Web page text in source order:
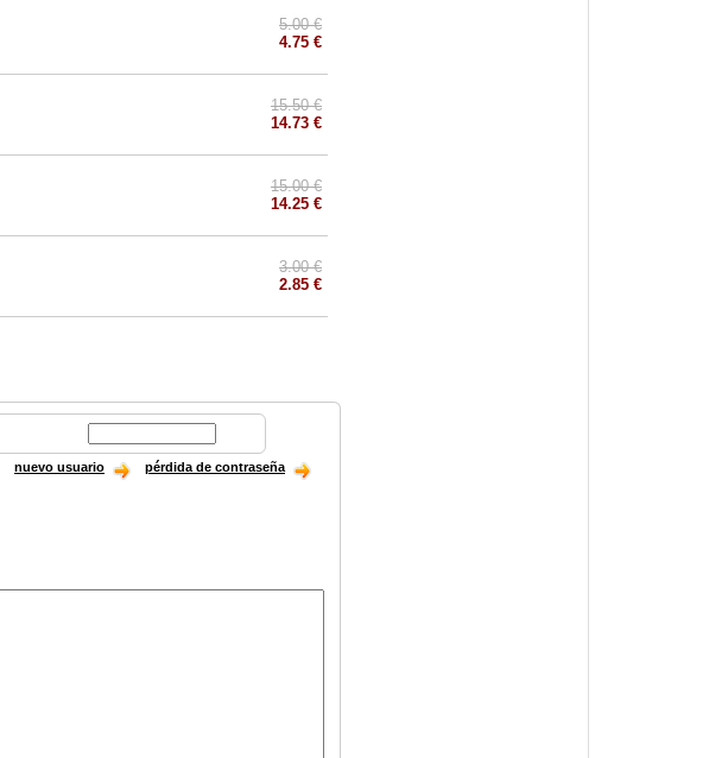
5.00 €
4.75 €
15.50 €
14.73 €
15.00 €
14.25 €
3.00 €
2.85 €
nuevo usuario pérdida de contraseña